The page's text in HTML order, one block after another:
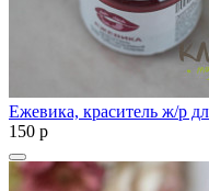
Ежевика, краситель ж/р
150 p